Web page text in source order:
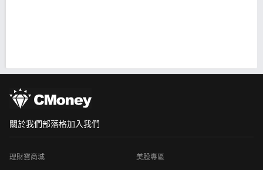
關於我們部落格加入我們
理財寶商城 美股專區